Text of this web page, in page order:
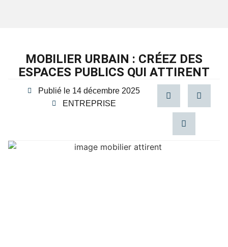
MOBILIER URBAIN : CRÉEZ DES
ESPACES PUBLICS QUI ATTIRENT
Publié le 14 décembre 2025
ENTREPRISE